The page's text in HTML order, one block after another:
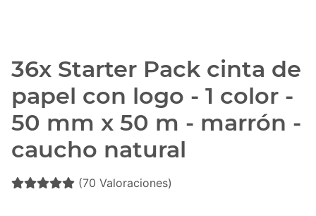
36x Starter Pack cinta de
papel con logo - 1 color -
50 mm x 50 m - marrón -
caucho natural
(70 Valoraciones)